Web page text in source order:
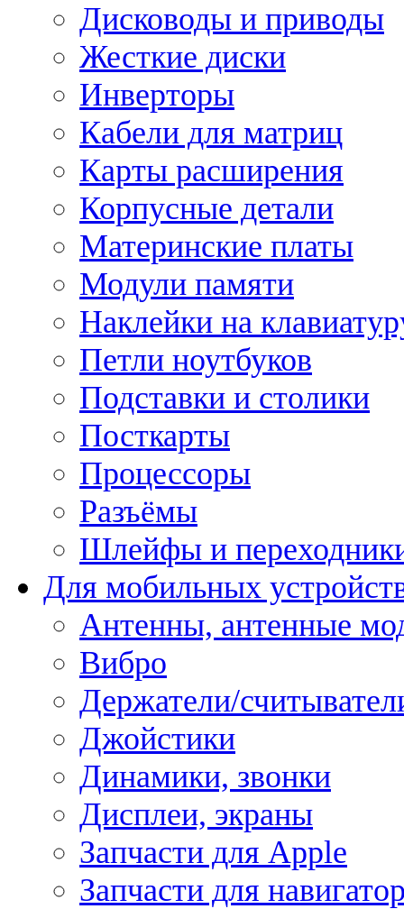
Дисководы и приводы
Жесткие диски
Инверторы
Кабели для матриц
Карты расширения
Корпусные детали
Материнские платы
Модули памяти
Наклейки на
Петли ноутбуков
Подставки и столики
Посткарты
Процессоры
Разъёмы
Шлейфы и
Для мобильных
Антенны, антенные
Вибро
Держатели/
Джойстики
Динамики, звонки
Дисплеи, экраны
Запчасти для Apple
Запчасти для